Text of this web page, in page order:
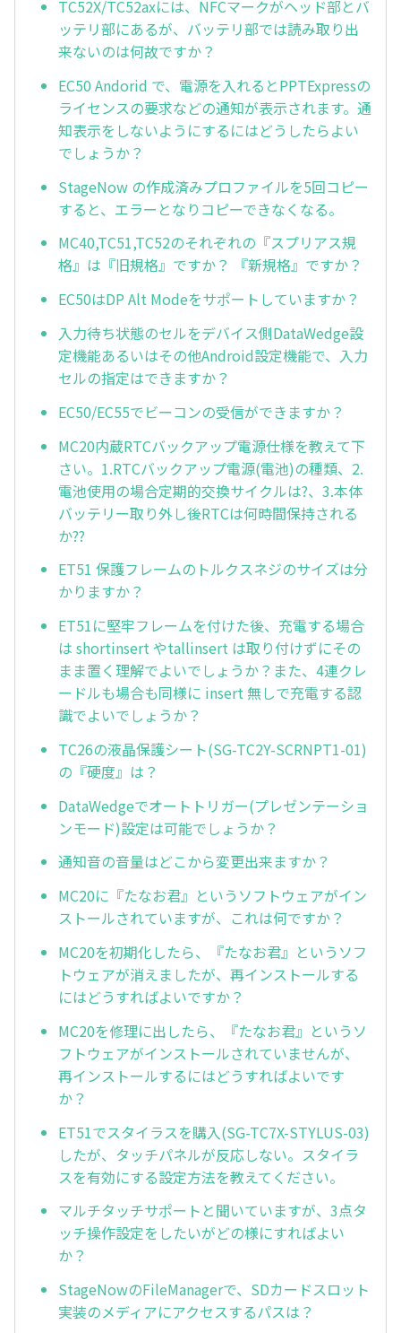
TC52X/TC52axには、NFCマークがヘッド部とバ
ッテリ部にあるが、バッテリ部では読み取り出
来ないのは何故ですか？
EC50 Andorid で、電源を入れるとPPTExpressの
ライセンスの要求などの通知が表示されます。通
知表示をしないようにするにはどうしたらよい
でしょうか？
StageNow の作成済みプロファイルを5回コピー
すると、エラーとなりコピーできなくなる。
MC40,TC51,TC52のそれぞれの『スプリアス規
格』は『旧規格』ですか？ 『新規格』ですか？
EC50はDP Alt Modeをサポートしていますか？
入力待ち状態のセルをデバイス側DataWedge設
定機能あるいはその他Android設定機能で、入力
セルの指定はできますか？
EC50/EC55でビーコンの受信ができますか？
MC20内蔵RTCバックアップ電源仕様を教えて下
さい。1.RTCバックアップ電源(電池)の種類、2.
電池使用の場合定期的交換サイクルは?、3.本体
バッテリー取り外し後RTCは何時間保持される
か??
ET51 保護フレームのトルクスネジのサイズは分
かりますか？
ET51に堅牢フレームを付けた後、充電する場合
は shortinsert やtallinsert は取り付けずにその
まま置く理解でよいでしょうか？また、4連クレ
ードルも場合も同様に insert 無しで充電する認
識でよいでしょうか？
TC26の液晶保護シート(SG-TC2Y-SCRNPT1-01)
の『硬度』は？
DataWedgeでオートトリガー(プレゼンテーショ
ンモード)設定は可能でしょうか？
通知音の音量はどこから変更出来ますか？
MC20に『たなお君』というソフトウェアがイン
ストールされていますが、これは何ですか？
MC20を初期化したら、『たなお君』というソフ
トウェアが消えましたが、再インストールする
にはどうすればよいですか？
MC20を修理に出したら、『たなお君』というソ
フトウェアがインストールされていませんが、
再インストールするにはどうすればよいです
か？
ET51でスタイラスを購入(SG-TC7X-STYLUS-03)
したが、タッチパネルが反応しない。スタイラ
スを有効にする設定方法を教えてください。
マルチタッチサポートと聞いていますが、3点タ
ッチ操作設定をしたいがどの様にすればよい
か？
StageNowのFileManagerで、SDカードスロット
実装のメディアにアクセスするパスは？